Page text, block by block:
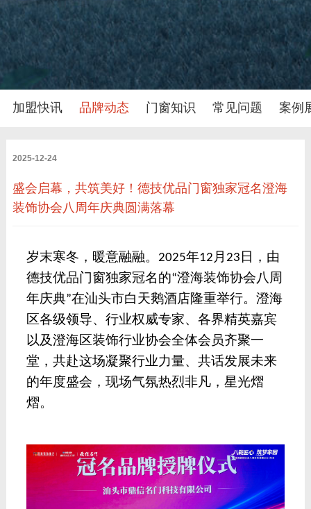
加盟快讯 品牌动态 门窗知识 常见问题 案例
2025-12-24
盛会启幕，共筑美好！德技优品门窗独家冠名澄海
装饰协会八周年庆典圆满落幕
岁末寒冬，暖意融融。 2025年12 月 23 日，由
德技优品门窗独家冠名的“澄海装饰协会八周
年庆典”在汕头市白天鹅酒店隆重举行。澄海
区各级领导、行业权威专家、各界精英嘉宾
以及澄海区装饰行业协会全体会员齐聚一
堂，共赴这场凝聚行业力量、共话发展未来
的年度盛会，现场气氛热烈非凡，星光熠
熠。